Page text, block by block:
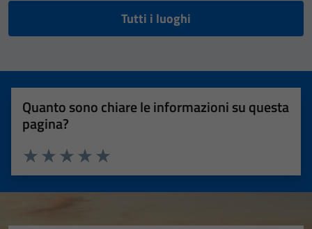
Tutti i luoghi
Quanto sono chiare le informazioni su questa
pagina?
Valuta 5 stelle su 5
Valuta 4 stelle su 5
Valuta 3 stelle su 5
Valuta 2 stelle su 5
Valuta 1 stelle su 5